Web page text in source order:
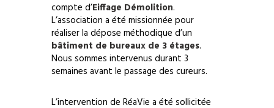
compte d’Eiffage Démolition.
L’association a été missionnée pour
réaliser la dépose méthodique d’un
bâtiment de bureaux de 3 étages.
Nous sommes intervenus durant 3
semaines avant le passage des cureurs.
L’intervention de RéaVie a été sollicitée